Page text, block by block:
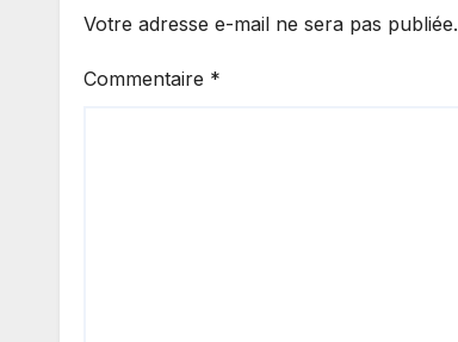
Votre adresse e-mail ne sera pas publiée.
Commentaire *